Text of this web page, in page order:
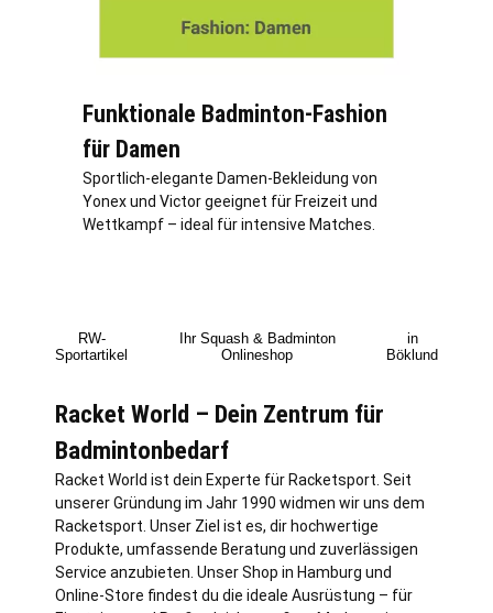
Funktionale Badminton-Fashion
für Damen
Sportlich-elegante Damen-Bekleidung von
Yonex und Victor geeignet für Freizeit und
Wettkampf – ideal für intensive Matches.
RW-
Sportartikel
Ihr Squash & Badminton
Onlineshop
in
Böklund
Racket World – Dein Zentrum für
Badmintonbedarf
Racket World ist dein Experte für Racketsport. Seit
unserer Gründung im Jahr 1990 widmen wir uns dem
Racketsport. Unser Ziel ist es, dir hochwertige
Produkte, umfassende Beratung und zuverlässigen
Service anzubieten. Unser Shop in Hamburg und
Online-Store findest du die ideale Ausrüstung – für